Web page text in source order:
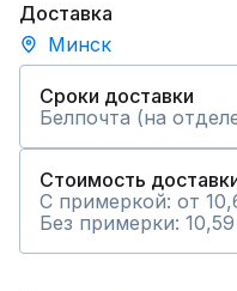
Доставка
Минск
Сроки доставки
Белпочта (на
Стоимость
С примеркой: от
Без примерки: